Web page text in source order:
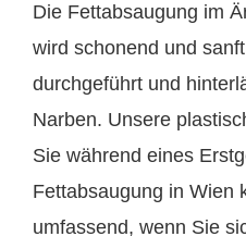
Die Fettabsaugung im
wird schonend und
durchgeführt und
Narben. Unsere
Sie während eines
Fettabsaugung in Wien
umfassend, wenn Sie